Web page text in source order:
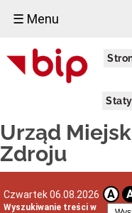
☰ Menu
Urząd
Zdroju
Czwartek 06.08.2026 A
Wyszukiwanie treści w
Urząd
Miejski
Aktualności
Dni
i
godziny
otwarcia
telefonów